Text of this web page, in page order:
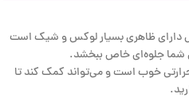
دارای ظاهری بسیار لوکس و شیک است
شما جلوه‌ای خاص ببخشد.
خوب است و می‌تواند کمک کند تا